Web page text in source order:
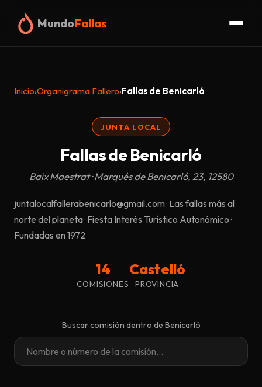
MundoFallas
Fallas
Organigrama
Truc
Descargar
Inicio›Organigrama Fallero›Fallas de Benicarló
JUNTA LOCAL
Fallas de Benicarló
Baix Maestrat · Marqués de Benicarló, 23, 12580
juntalocalfallerabenicarlo@gmail.com · Las fallas más al
norte del planeta · Fiesta Interés Turístico Autonómico ·
Fundadas en 1972
14
COMISIONES
Castelló
PROVINCIA
Buscar comisión dentro de Benicarló